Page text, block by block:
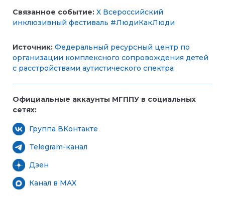
Связанное событие: X Всероссийский
инклюзивный фестиваль #ЛюдиКакЛюди
Источник: Федеральный ресурсный центр по
организации комплексного сопровождения детей
с расстройствами аутистического спектра
Официальные аккаунты МГППУ в социальных
сетях:
Группа ВКонтакте
Telegram-канал
Дзен
Канал в MAX